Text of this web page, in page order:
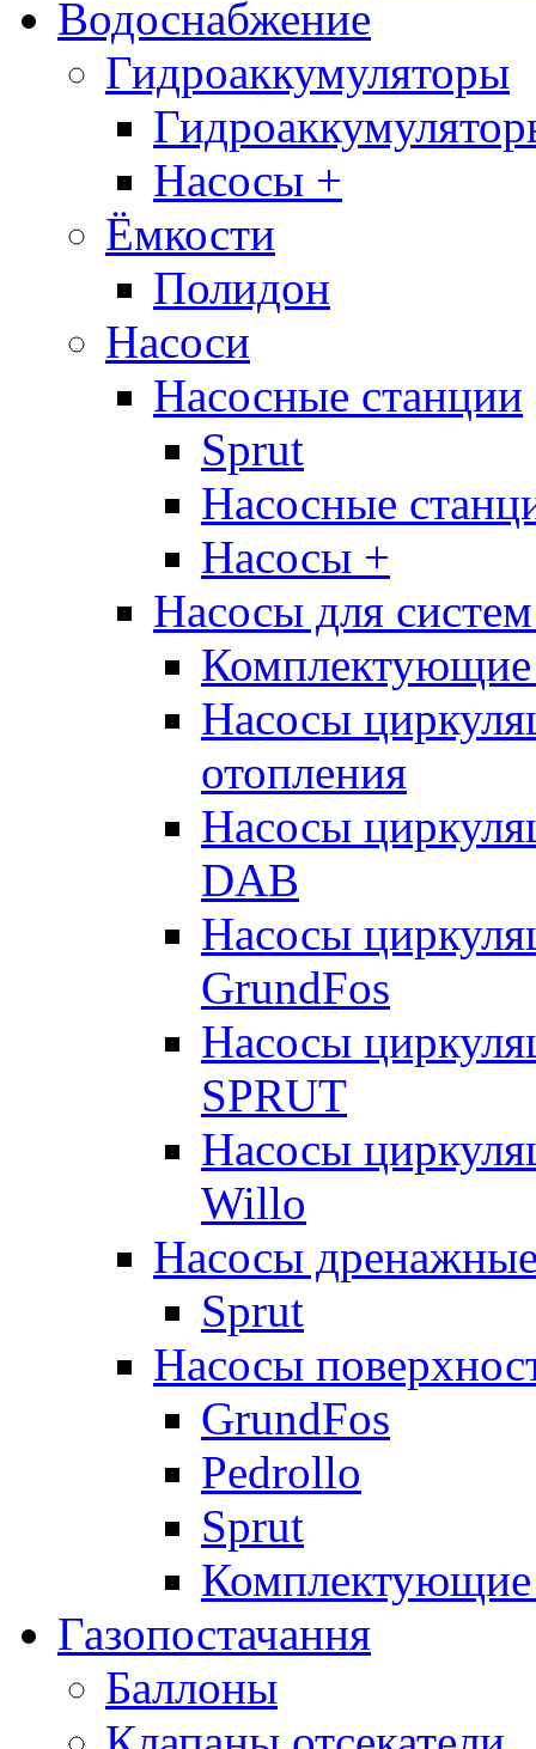
Водоснабжение
Гидроаккумуляторы
Насосы +
Ёмкости
Полидон
Насоси
Насосные станции
Sprut
Насосные
Насосы +
Насосы для
Комплектующие
Насосы
отопления
Насосы
DAB
Насосы
GrundFos
Насосы
SPRUT
Насосы
Willo
Насосы
Sprut
Насосы
GrundFos
Pedrollo
Sprut
Комплектующие
Газопостачання
Баллоны